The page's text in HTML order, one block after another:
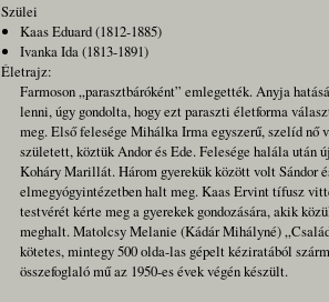
Szülei
Kaas Eduard (1812-1885)
Ivanka Ida (1813-1891)
Életrajz:
Farmoson „parasztbáróként” emlegették. Anyja
lenni, úgy gondolta, hogy ezt paraszti életforma
meg. Első felesége Mihálka Irma egyszerű, szelíd nő
született, köztük Andor és Ede. Felesége halála után
Koháry Marillát. Három gyerekük között volt Sándor
elmegyógyintézetben halt meg. Kaas Ervint tífusz
testvérét kérte meg a gyerekek gondozására, akik
meghalt. Matolcsy Melanie (Kádár Mihályné)
kötetes, mintegy 500 olda-las gépelt kéziratából
összefoglaló mű az 1950-es évek végén készült.